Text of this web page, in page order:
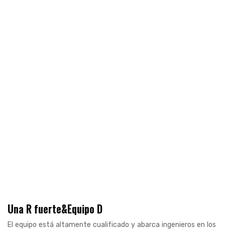
Una R fuerte&Equipo D
El equipo está altamente cualificado y abarca ingenieros en los